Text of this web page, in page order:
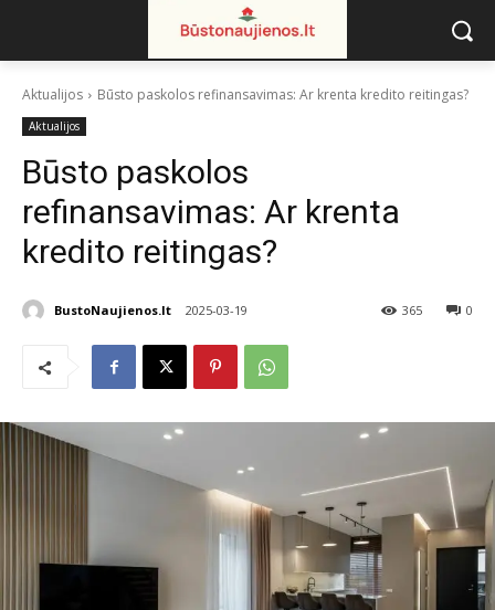
Aktualijos Būsto paskolos refinansavimas: Ar krenta kredito reitingas?
Aktualijos
Būsto paskolos
refinansavimas: Ar krenta
kredito reitingas?
BustoNaujienos.lt 2025-03-19 0
365